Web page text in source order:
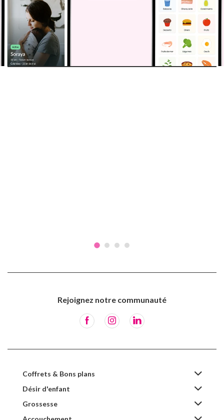
Rejoignez notre communauté
Coffrets & Bons plans
Désir d'enfant
Grossesse